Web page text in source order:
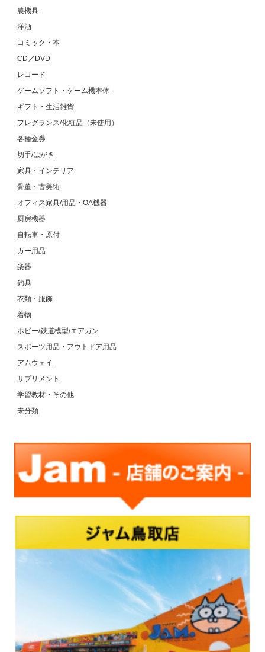
農機具
洋酒
コミック・本
CD／DVD
レコード
ゲームソフト・ゲーム機本体
ギフト・生活雑貨
フレグランス/化粧品（未使用）
各種金券
切手/はがき
家具・インテリア
骨董・古美術
オフィス家具/用品・OA機器
厨房機器
自転車・原付
カー用品
楽器
釣具
衣類・服飾
着物
ホビー/鉄道模型/エアガン
スポーツ用品・アウトドア用品
アムウェイ
サプリメント
学習教材・その他
未分類